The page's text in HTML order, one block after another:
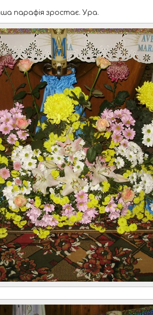
парафія зростає. Ура.